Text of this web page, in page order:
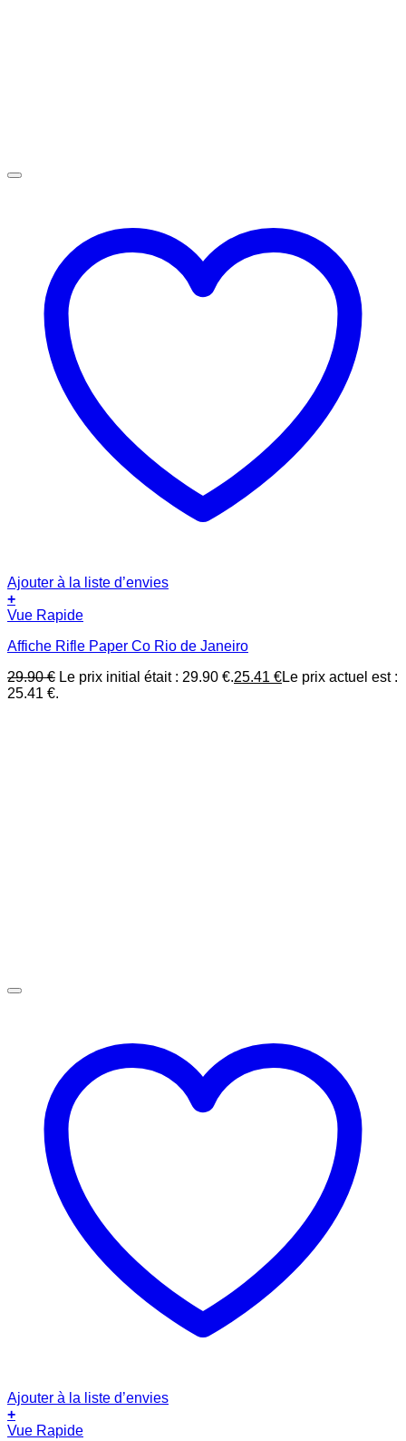
Ajouter à la liste d’envies
+
Vue Rapide
Affiche Rifle Paper Co Rio de Janeiro
29.90€ Le prix initial était : 29.90 €.25.41 €Le prix actuel est :
25.41 €.
Ajouter à la liste d’envies
+
Vue Rapide